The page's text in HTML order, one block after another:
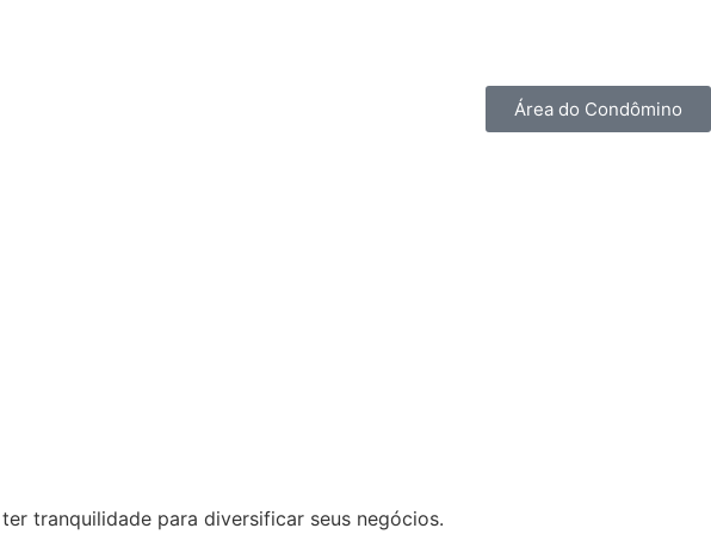
Área do Condômino
tranquilidade para diversificar seus negócios.